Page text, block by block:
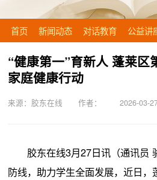
首页 新闻动态 对话教育 公益讲
“健康第一”育新人 蓬莱区
家庭健康行动
来源：胶东在线 作者： 2026-03-27
胶东在线3月27日讯（通讯员
防线，助力学生全面发展，近日